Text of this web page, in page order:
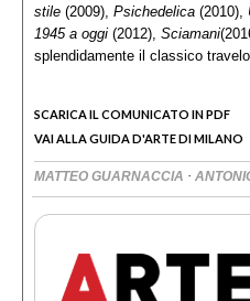
stile (2009), Psichedelica (2010),
1945 a oggi (2012), Sciamani
splendidamente il classico
SCARICA IL COMUNICATO IN PDF
VAI ALLA GUIDA D'ARTE DI MILANO
MATTEO GUARNACCIA ·